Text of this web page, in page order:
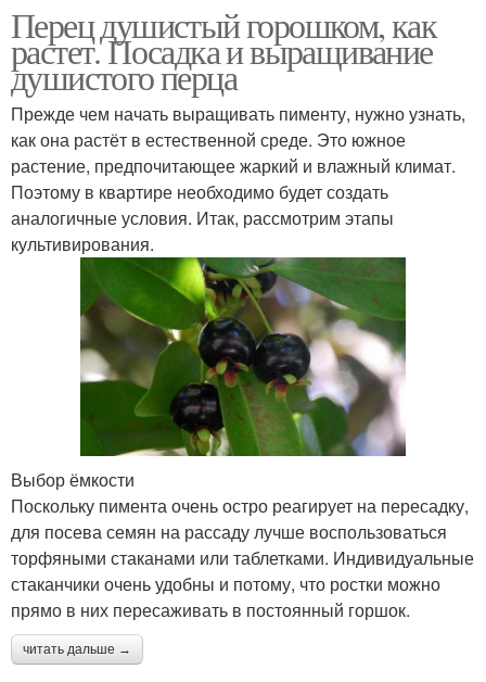
Перец душистый горошком, как
растет. Посадка и выращивание
душистого перца
Прежде чем начать выращивать пименту, нужно узнать,
как она растёт в естественной среде. Это южное
растение, предпочитающее жаркий и влажный климат.
Поэтому в квартире необходимо будет создать
аналогичные условия. Итак, рассмотрим этапы
культивирования.
Выбор ёмкости
Поскольку пимента очень остро реагирует на пересадку,
для посева семян на рассаду лучше воспользоваться
торфяными стаканами или таблетками. Индивидуальные
стаканчики очень удобны и потому, что ростки можно
прямо в них пересаживать в постоянный горшок.
читать дальше →